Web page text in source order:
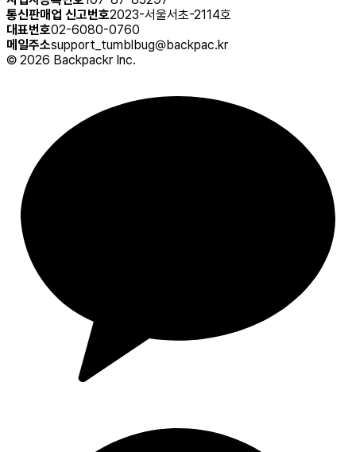
통신판매업 신고번호2023-서울서초-2114호
대표번호02-6080-0760
메일주소support_tumblbug@backpac.kr
© 2026 Backpackr Inc.